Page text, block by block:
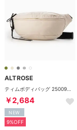
ALTROSE
￥2,684
NEW
9%OFF